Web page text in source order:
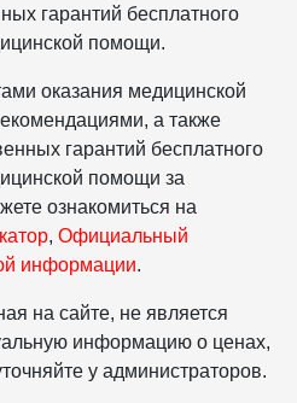
гарантий бесплатного
помощи.
оказания медицинской
а также
гарантий бесплатного
помощи за
ознакомиться на
, Официальный
информации.
на сайте, не является
информацию о ценах,
у администраторов.